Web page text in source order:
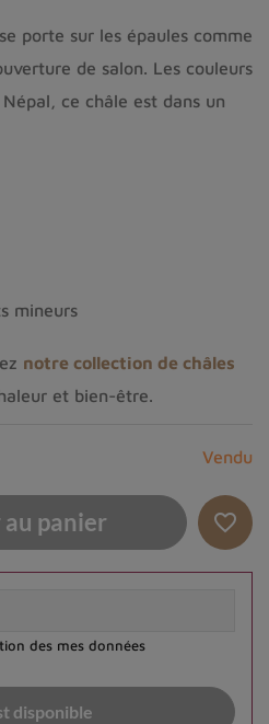
porte sur les épaules comme
de salon. Les couleurs
ce châle est dans un
mineurs
notre collection de châles
et bien-être.
Vendu
panier favorite_border
des mes données
disponible